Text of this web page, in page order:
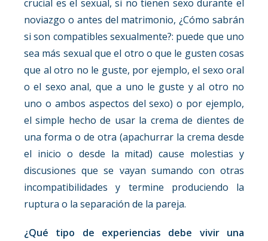
crucial es el sexual, si no tienen sexo durante el
noviazgo o antes del matrimonio, ¿Cómo sabrán
si son compatibles sexualmente?: puede que uno
sea más sexual que el otro o que le gusten cosas
que al otro no le guste, por ejemplo, el sexo oral
o el sexo anal, que a uno le guste y al otro no
uno o ambos aspectos del sexo) o por ejemplo,
el simple hecho de usar la crema de dientes de
una forma o de otra (apachurrar la crema desde
el inicio o desde la mitad) cause molestias y
discusiones que se vayan sumando con otras
incompatibilidades y termine produciendo la
ruptura o la separación de la pareja.
¿Qué tipo de experiencias debe vivir una